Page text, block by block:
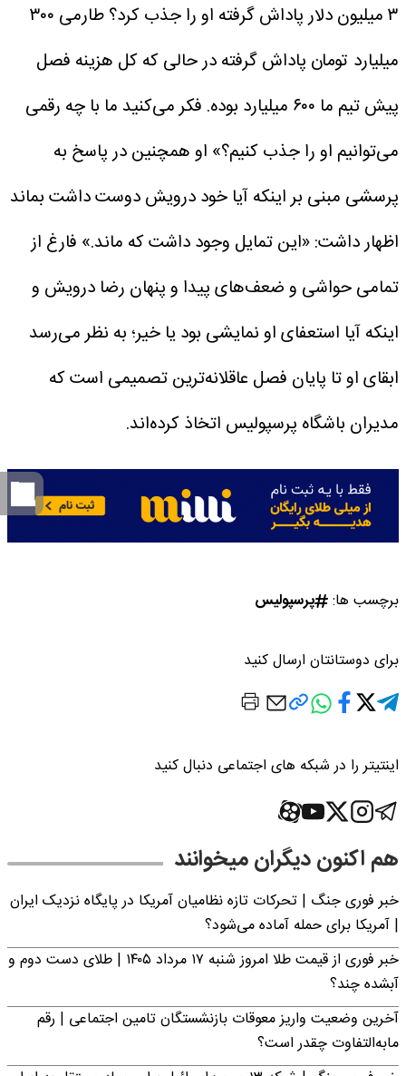
۳ میلیون دلار پاداش گرفته او را جذب کرد؟ طارمی ۳۰۰
میلیارد تومان پاداش گرفته در حالی که کل هزینه فصل
پیش تیم ما ۶۰۰ میلیارد بوده. فکر می‌کنید ما با چه رقمی
می‌توانیم او را جذب کنیم؟» او همچنین در پاسخ به
پرسشی مبنی بر اینکه آیا خود درویش دوست داشت بماند
اظهار داشت: «این تمایل وجود داشت که ماند.» فارغ از
تمامی حواشی و ضعف‌های پیدا و پنهان رضا درویش و
اینکه آیا استعفای او نمایشی بود یا خیر؛ به نظر می‌رسد
ابقای او تا پایان فصل عاقلانه‌ترین تصمیمی است که
مدیران باشگاه پرسپولیس اتخاذ کرده‌اند.
برچسب ها: پرسپولیس
برای دوستانتان ارسال کنید
اینتیتر را در شبکه های اجتماعی دنبال کنید
هم اکنون دیگران میخوانند
خبر فوری جنگ | تحرکات تازه نظامیان آمریکا در پایگاه نزدیک ایران
| آمریکا برای حمله آماده می‌شود؟
خبر فوری از قیمت طلا امروز شنبه ۱۷ مرداد ۱۴۰۵ | طلای دست دوم و
آبشده چند؟
آخرین وضعیت واریز معوقات بازنشستگان تامین اجتماعی | رقم
مابه‌التفاوت چقدر است؟